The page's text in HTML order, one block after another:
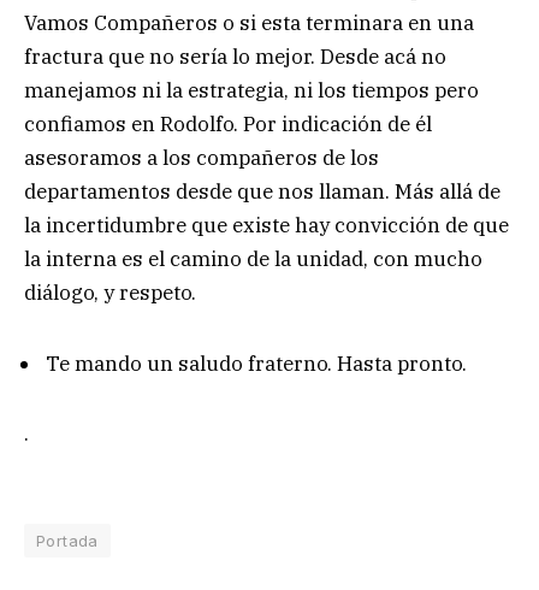
Vamos Compañeros o si esta terminara en una
fractura que no sería lo mejor. Desde acá no
manejamos ni la estrategia, ni los tiempos pero
confiamos en Rodolfo. Por indicación de él
asesoramos a los compañeros de los
departamentos desde que nos llaman. Más allá de
la incertidumbre que existe hay convicción de que
la interna es el camino de la unidad, con mucho
diálogo, y respeto.
Te mando un saludo fraterno. Hasta pronto.
.
Portada